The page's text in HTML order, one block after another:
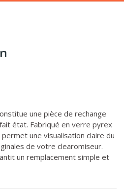
une pièce de rechange
état. Fabriqué en verre pyrex
une visualisation claire du
de votre clearomiseur.
un remplacement simple et